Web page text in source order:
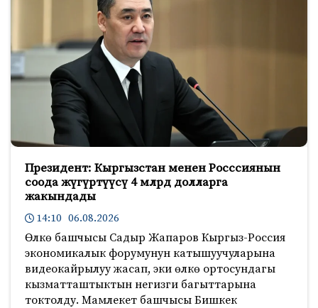
Президент: Кыргызстан менен Росссиянын
соода жүгүртүүсү 4 млрд долларга
жакындады
14:10 06.08.2026
Өлкө башчысы Садыр Жапаров Кыргыз-Россия
экономикалык форумунун катышуучуларына
видеокайрылуу жасап, эки өлкө ортосундагы
кызматташтыктын негизги багыттарына
токтолду. Мамлекет башчысы Бишкек